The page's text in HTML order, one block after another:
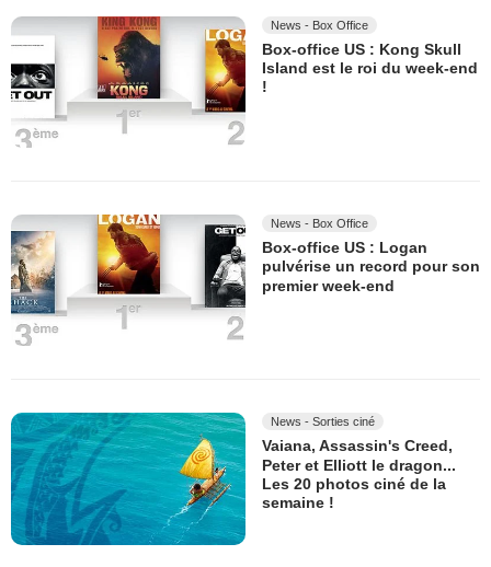
News - Box Office
Box-office US : Kong Skull
Island est le roi du week-end
!
News - Box Office
Box-office US : Logan
pulvérise un record pour son
premier week-end
News - Sorties ciné
Vaiana, Assassin's Creed,
Peter et Elliott le dragon...
Les 20 photos ciné de la
semaine !